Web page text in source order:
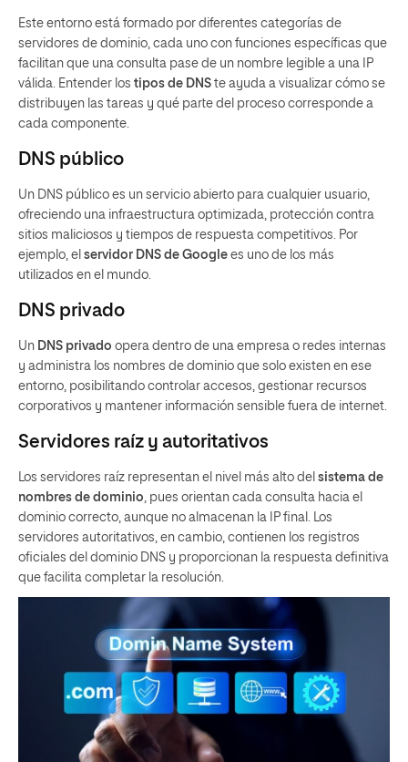
Este entorno está formado por diferentes categorías de
servidores de dominio, cada uno con funciones específicas que
facilitan que una consulta pase de un nombre legible a una IP
válida. Entender los tipos de DNS te ayuda a visualizar cómo se
distribuyen las tareas y qué parte del proceso corresponde a
cada componente.
DNS público
Un DNS público es un servicio abierto para cualquier usuario,
ofreciendo una infraestructura optimizada, protección contra
sitios maliciosos y tiempos de respuesta competitivos. Por
ejemplo, el servidor DNS de Google es uno de los más
utilizados en el mundo.
DNS privado
Un DNS privado opera dentro de una empresa o redes internas
y administra los nombres de dominio que solo existen en ese
entorno, posibilitando controlar accesos, gestionar recursos
corporativos y mantener información sensible fuera de internet.
Servidores raíz y autoritativos
Los servidores raíz representan el nivel más alto del sistema de
nombres de dominio , pues orientan cada consulta hacia el
dominio correcto, aunque no almacenan la IP final. Los
servidores autoritativos, en cambio, contienen los registros
oficiales del dominio DNS y proporcionan la respuesta definitiva
que facilita completar la resolución.